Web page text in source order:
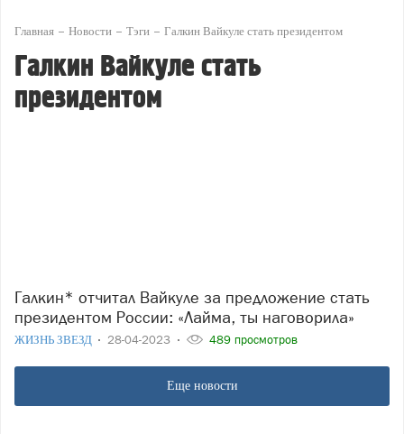
Главная Новости Тэги Галкин Вайкуле стать президентом
Галкин Вайкуле стать
президентом
Галкин* отчитал Вайкуле за предложение стать
президентом России: «Лайма, ты наговорила»
ЖИЗНЬ ЗВЕЗД 28-04-2023 489 просмотров
Еще новости